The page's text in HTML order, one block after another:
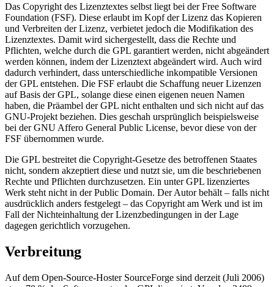
Das Copyright des Lizenztextes selbst liegt bei der Free Software
Foundation (FSF). Diese erlaubt im Kopf der Lizenz das Kopieren
und Verbreiten der Lizenz, verbietet jedoch die Modifikation des
Lizenztextes. Damit wird sichergestellt, dass die Rechte und
Pflichten, welche durch die GPL garantiert werden, nicht abgeändert
werden können, indem der Lizenztext abgeändert wird. Auch wird
dadurch verhindert, dass unterschiedliche inkompatible Versionen
der GPL entstehen. Die FSF erlaubt die Schaffung neuer Lizenzen
auf Basis der GPL, solange diese einen eigenen neuen Namen
haben, die Präambel der GPL nicht enthalten und sich nicht auf das
GNU-Projekt beziehen. Dies geschah ursprünglich beispielsweise
bei der GNU Affero General Public License, bevor diese von der
FSF übernommen wurde.
Die GPL bestreitet die Copyright-Gesetze des betroffenen Staates
nicht, sondern akzeptiert diese und nutzt sie, um die beschriebenen
Rechte und Pflichten durchzusetzen. Ein unter GPL lizenziertes
Werk steht nicht in der Public Domain. Der Autor behält – falls nicht
ausdrücklich anders festgelegt – das Copyright am Werk und ist im
Fall der Nichteinhaltung der Lizenzbedingungen in der Lage
dagegen gerichtlich vorzugehen.
Verbreitung
Auf dem Open-Source-Hoster SourceForge sind derzeit (Juli 2006)